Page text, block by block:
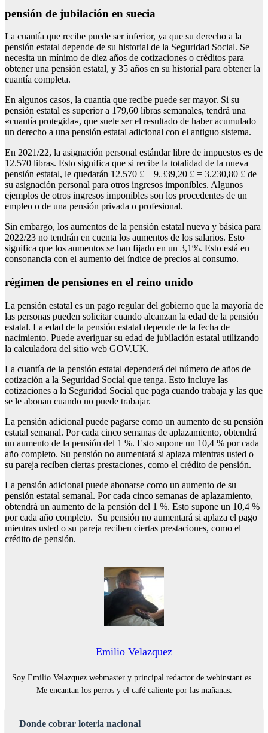
pensión de jubilación en suecia
La cuantía que recibe puede ser inferior, ya que su derecho a la
pensión estatal depende de su historial de la Seguridad Social. Se
necesita un mínimo de diez años de cotizaciones o créditos para
obtener una pensión estatal, y 35 años en su historial para obtener la
cuantía completa.
En algunos casos, la cuantía que recibe puede ser mayor. Si su
pensión estatal es superior a 179,60 libras semanales, tendrá una
«cuantía protegida», que suele ser el resultado de haber acumulado
un derecho a una pensión estatal adicional con el antiguo sistema.
En 2021/22, la asignación personal estándar libre de impuestos es de
12.570 libras. Esto significa que si recibe la totalidad de la nueva
pensión estatal, le quedarán 12.570 £ – 9.339,20 £ = 3.230,80 £ de
su asignación personal para otros ingresos imponibles. Algunos
ejemplos de otros ingresos imponibles son los procedentes de un
empleo o de una pensión privada o profesional.
Sin embargo, los aumentos de la pensión estatal nueva y básica para
2022/23 no tendrán en cuenta los aumentos de los salarios. Esto
significa que los aumentos se han fijado en un 3,1%. Esto está en
consonancia con el aumento del índice de precios al consumo.
régimen de pensiones en el reino unido
La pensión estatal es un pago regular del gobierno que la mayoría de
las personas pueden solicitar cuando alcanzan la edad de la pensión
estatal. La edad de la pensión estatal depende de la fecha de
nacimiento. Puede averiguar su edad de jubilación estatal utilizando
la calculadora del sitio web GOV.UK.
La cuantía de la pensión estatal dependerá del número de años de
cotización a la Seguridad Social que tenga. Esto incluye las
cotizaciones a la Seguridad Social que paga cuando trabaja y las que
se le abonan cuando no puede trabajar.
La pensión adicional puede pagarse como un aumento de su pensión
estatal semanal. Por cada cinco semanas de aplazamiento, obtendrá
un aumento de la pensión del 1 %. Esto supone un 10,4 % por cada
año completo. Su pensión no aumentará si aplaza mientras usted o
su pareja reciben ciertas prestaciones, como el crédito de pensión.
La pensión adicional puede abonarse como un aumento de su
pensión estatal semanal. Por cada cinco semanas de aplazamiento,
obtendrá un aumento de la pensión del 1 %. Esto supone un 10,4 %
por cada año completo. Su pensión no aumentará si aplaza el pago
mientras usted o su pareja reciben ciertas prestaciones, como el
crédito de pensión.
Emilio Velazquez
Soy Emilio Velazquez webmaster y principal redactor de webinstant.es .
Me encantan los perros y el café caliente por las mañanas.
Donde cobrar loteria nacional